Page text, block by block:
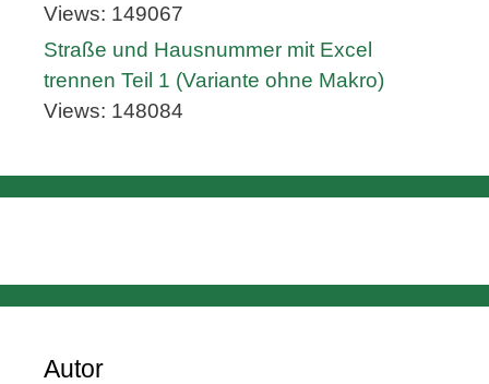
Views: 149067
Straße und Hausnummer mit Excel
trennen Teil 1 (Variante ohne Makro)
Views: 148084
Autor